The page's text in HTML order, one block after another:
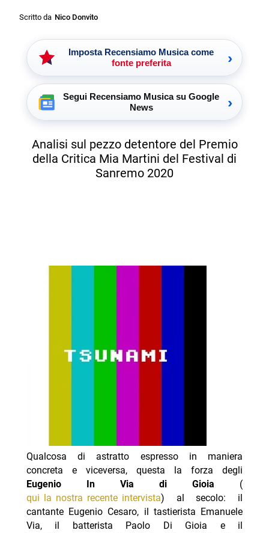
Scritto da Nico Donvito
Imposta Recensiamo Musica come
fonte preferita
›
Segui Recensiamo Musica su Google
News
›
Analisi sul pezzo detentore del Premio
della Critica Mia Martini del Festival di
Sanremo 2020
Qualcosa di astratto espresso in maniera
concreta e viceversa, questa la forza degli
Eugenio In Via di Gioia (
qui la nostra recente intervista) al secolo: il
cantante Eugenio Cesaro, il tastierista Emanuele
Via, il batterista Paolo Di Gioia e il